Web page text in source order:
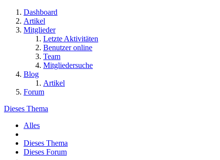
Dashboard
Artikel
Mitglieder
Letzte Aktivitäten
Benutzer online
Team
Mitgliedersuche
Blog
Artikel
Forum
Dieses Thema
Alles
Dieses Thema
Dieses Forum